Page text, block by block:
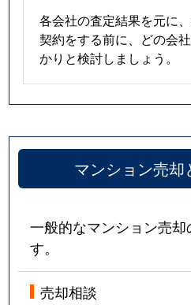
各会社の査定結果を元に
契約をする前に、どの会
かりと検討しましょう。
マンション売
一般的なマンション売却
す。
売却相談